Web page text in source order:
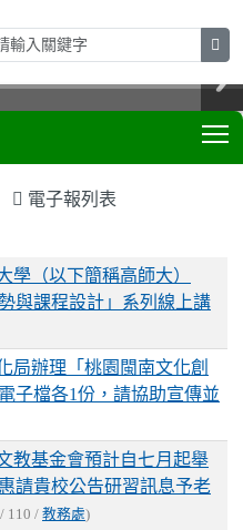
電子報列表
學（以下簡稱高師大）
與課程設計」系列線上講
局辦理「桃園閩南文化創
子檔各1份，請協助宣傳並
教基金會預計自七月起舉
請貴校公告研習訊息予老
/ 110 / 教務處)